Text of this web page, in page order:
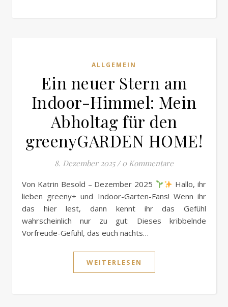
ALLGEMEIN
Ein neuer Stern am
Indoor-Himmel: Mein
Abholtag für den
greenyGARDEN HOME!
8. Dezember 2025 / 0 Kommentare
Von Katrin Besold – Dezember 2025
Hallo, ihr
lieben greeny+ und Indoor-Garten-Fans! Wenn ihr
das hier lest, dann kennt ihr das Gefühl
wahrscheinlich nur zu gut: Dieses kribbelnde
Vorfreude-Gefühl, das euch nachts…
WEITERLESEN